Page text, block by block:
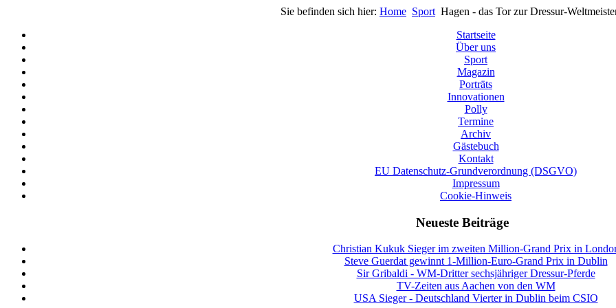
Sie befinden sich hier: Home Sport Hagen - das Tor zur Dressur-
Startseite
Über uns
Sport
Magazin
Porträts
Innovationen
Polly
Termine
Archiv
Gästebuch
Kontakt
EU Datenschutz-Grundverordnung (DSGVO)
Impressum
Cookie-Hinweis
Neueste Beiträge
Christian Kukuk Sieger im zweiten Million-Grand Prix in
Steve Guerdat gewinnt 1-Million-Euro-Grand Prix in Dublin
Sir Gribaldi - WM-Dritter sechsjähriger Dressur-Pferde
TV-Zeiten aus Aachen von den WM
USA Sieger - Deutschland Vierter in Dublin beim CSIO